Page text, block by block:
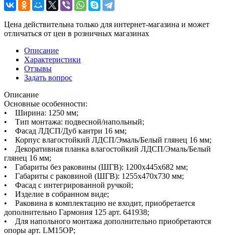
Цена действительна только для интернет-магазина и может
отличаться от цен в розничных магазинах
Описание
Характеристики
Отзывы
Задать вопрос
Описание
Основные особенности:
• Ширина: 1250 мм;
• Тип монтажа: подвесной/напольный;
• Фасад ЛДСП/Дуб кантри 16 мм;
• Корпус влагостойкий ЛДСП/Эмаль/Белый глянец 16 мм;
• Декоративная планка влагостойкий ЛДСП/Эмаль/Белый
глянец 16 мм;
• Габариты без раковины (ШГВ): 1200х445х682 мм;
• Габариты с раковиной (ШГВ): 1255х470х730 мм;
• Фасад с интегрированной ручкой;
• Изделие в собранном виде;
• Раковина в комплектацию не входит, приобретается
дополнительно Гармония 125 арт. 641938;
• Для напольного монтажа дополнительно приобретаются
опоры арт. LM15OP;